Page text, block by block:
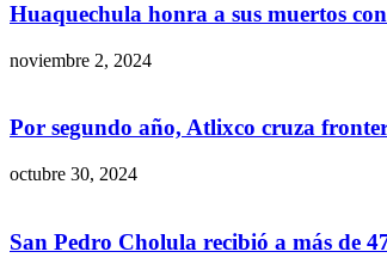
Huaquechula honra a sus muertos
noviembre 2, 2024
Por segundo año, Atlixco cruza
octubre 30, 2024
San Pedro Cholula recibió a más de